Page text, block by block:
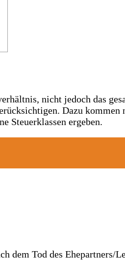
nicht jedoch das
Dazu kommen
Steuerklassen ergeben.
dem Tod des Ehepartners/